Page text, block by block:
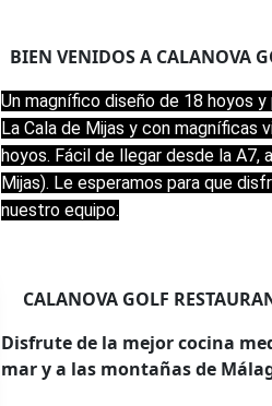
BIEN VENIDOS A CALANOVA
Un magnífico diseño de 18 hoyos
La Cala de Mijas y con
hoyos. Fácil de llegar desde la A7,
Mijas). Le esperamos para que
nuestro equipo.
CALANOVA GOLF
Disfrute de la mejor cocina
mar y a las montañas de